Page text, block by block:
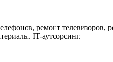
ремонт
IT-аутсорсинг.